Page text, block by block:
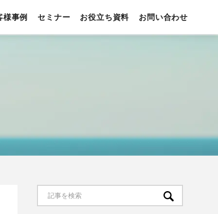
様事例 セミナー お役立ち資料 お問い合わせ